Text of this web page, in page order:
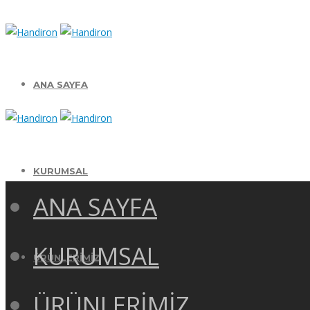
ANA SAYFA
KURUMSAL
ÜRÜNLERİMİZ
ANA SAYFA
KURUMSAL